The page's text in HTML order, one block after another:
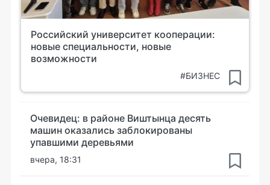
Российский университет кооперации:
новые специальности, новые
возможности
#БИЗНЕС
Очевидец: в районе Виштынца десять
машин оказались заблокированы
упавшими деревьями
вчера, 18:31